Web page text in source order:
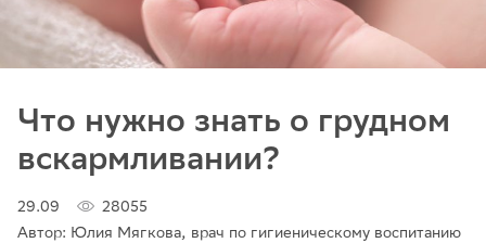
Что нужно знать о грудном
вскармливании?
29.09
28055
Автор: Юлия Мягкова, врач по гигиеническому воспитанию